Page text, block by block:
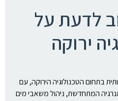
לדעת על
ירוקה
בתחום הטכנולוגיה הירוקה, עם
המתחדשת, ניהול משאבי מים